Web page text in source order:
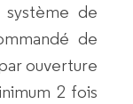
système de
de
ouverture
2 fois